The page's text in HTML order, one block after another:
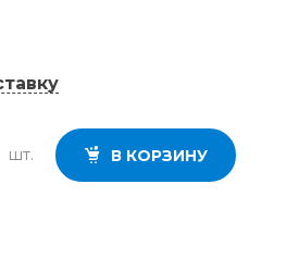
шт. В КОРЗИНУ